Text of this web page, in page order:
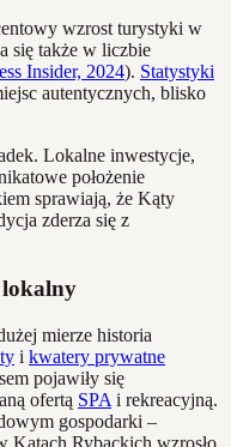
wzrost turystyki w
się także w liczbie
Insider, 2024). Statystyki
autentycznych, blisko
Lokalne inwestycje,
położenie
sprawiają, że Kąty
zderza się z
lokalny
mierze historia
i kwatery prywatne
pojawiły się
ofertą SPA i rekreacyjną.
gospodarki –
Kątach Rybackich wzrosło